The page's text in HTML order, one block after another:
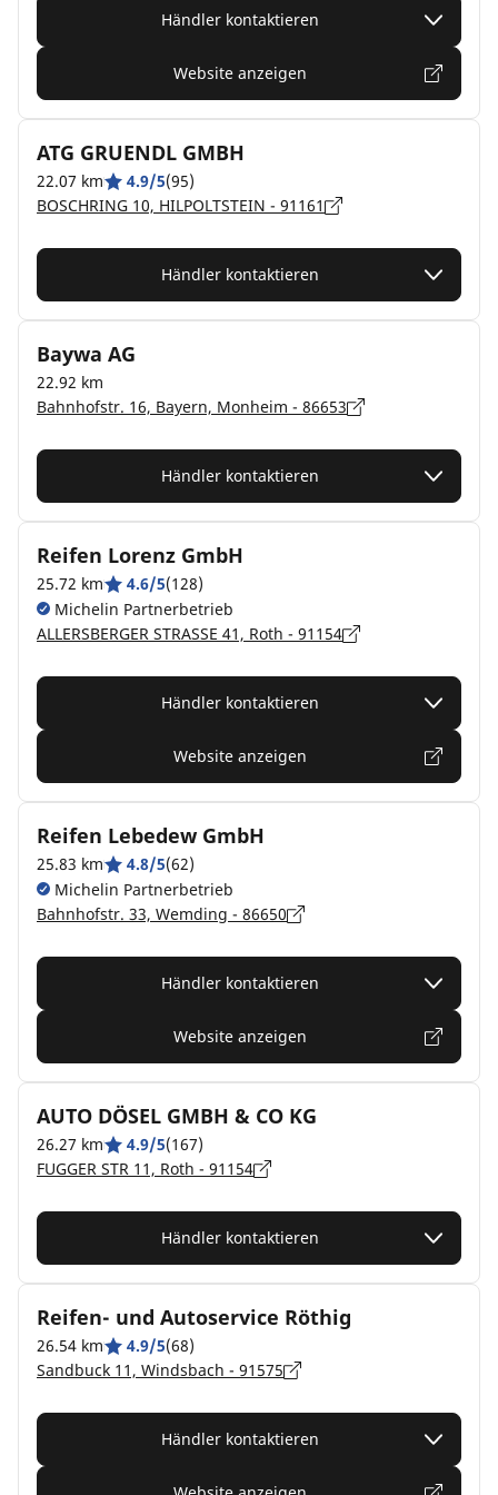
Händler kontaktieren
Website anzeigen
ATG GRUENDL GMBH
22.07 km 4.9/5(95)
BOSCHRING 10, HILPOLTSTEIN - 91161
Händler kontaktieren
Baywa AG
22.92 km
Bahnhofstr. 16, Bayern, Monheim - 86653
Händler kontaktieren
Reifen Lorenz GmbH
25.72 km 4.6/5(128)
Michelin Partnerbetrieb
ALLERSBERGER STRASSE 41, Roth - 91154
Händler kontaktieren
Website anzeigen
Reifen Lebedew GmbH
25.83 km 4.8/5(62)
Michelin Partnerbetrieb
Bahnhofstr. 33, Wemding - 86650
Händler kontaktieren
Website anzeigen
AUTO DÖSEL GMBH & CO KG
26.27 km 4.9/5(167)
FUGGER STR 11, Roth - 91154
Händler kontaktieren
Reifen- und Autoservice Röthig
26.54 km 4.9/5(68)
Sandbuck 11, Windsbach - 91575
Händler kontaktieren